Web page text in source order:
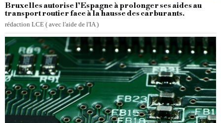
Bruxelles autorise l’Espagne à prolonger ses aides au
transport routier face à la hausse des carburants.
rédaction LCE ( avec l'aide de l'IA )